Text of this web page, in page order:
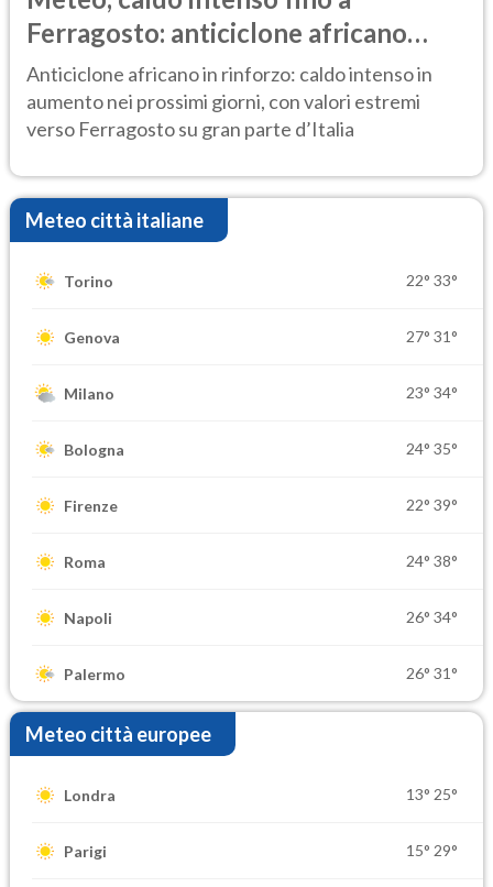
Ferragosto: anticiclone africano
ancora protagonista
Anticiclone africano in rinforzo: caldo intenso in
aumento nei prossimi giorni, con valori estremi
verso Ferragosto su gran parte d’Italia
Meteo città italiane
Torino 22° 33°
Genova 27° 31°
Milano 23° 34°
Bologna 24° 35°
Firenze 22° 39°
Roma 24° 38°
Napoli 26° 34°
Palermo 26° 31°
Meteo città europee
Londra 13° 25°
Parigi 15° 29°